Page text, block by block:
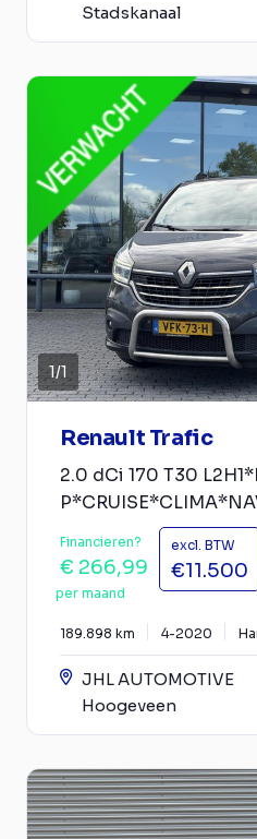
Stadskanaal
1/1
Renault Trafic
2.0 dCi 170 T30
Financieren?
€ 266,99
per maand
excl. BTW
€11.500
189.898 km 4-2020
JHL AUTOMOTIVE
Hoogeveen